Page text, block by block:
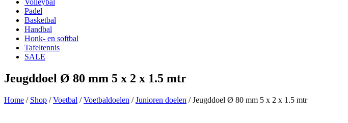
Volleybal
Padel
Basketbal
Handbal
Honk- en softbal
Tafeltennis
SALE
Jeugddoel Ø 80 mm 5 x 2 x 1.5 mtr
Home / Shop /Voetbal /Voetbaldoelen /Junioren doelen / Jeugddoel Ø 80 mm 5 x 2 x 1.5 mtr